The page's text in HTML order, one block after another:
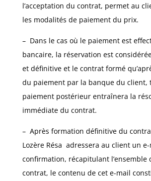
l’acceptation du contrat, permet au
les modalités de paiement du prix.
– Dans le cas où le paiement est
bancaire, la réservation est
et définitive et le contrat formé
du paiement par la banque du client,
paiement postérieur entraînera la
immédiate du contrat.
– Après formation définitive du
Lozère Résa adressera au client un
confirmation, récapitulant l’ensemble
contrat, le contenu de cet e-mail